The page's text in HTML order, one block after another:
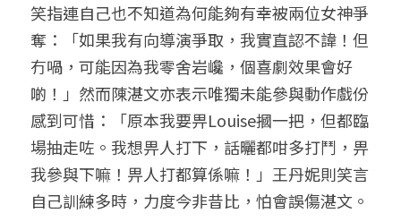
笑指連自己也不知道為何能夠有幸被兩位女神爭
奪：「如果我有向導演爭取，我實直認不諱！但
冇喎，可能因為我零舍岩巉，個喜劇效果會好
啲！」然而陳湛文亦表示唯獨未能參與動作戲份
感到可惜：「原本我要畀Louise摑一把，但都臨
場抽走咗。我想畀人打下，話曬都咁多打鬥，畀
我參與下嘛！畀人打都算係嘛！」王丹妮則笑言
自己訓練多時，力度今非昔比，怕會誤傷湛文。